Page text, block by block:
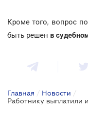
Кроме того, вопрос
быть решен в
Главная / Новости /